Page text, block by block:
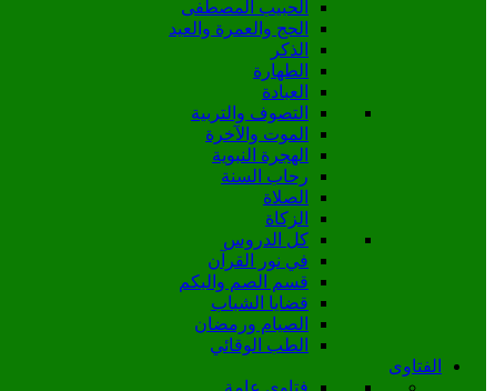
الحبيب المصطفى
الحج والعمرة والعيد
الذكر
الطهارة
العبادة
التصوف والتربية
الموت والآخرة
الهجرة النبوية
رحاب السنة
الصلاة
الزكاة
كل الدروس
في نور القرآن
قسم الصم والبكم
قضايا الشباب
الصيام ورمضان
الطب الوقائي
الفتاوى